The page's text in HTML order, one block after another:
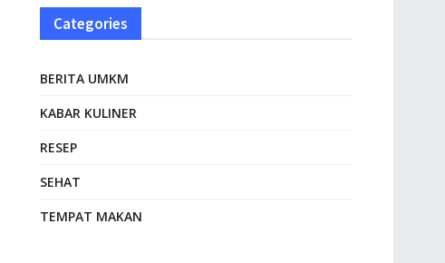
Categories
BERITA UMKM
KABAR KULINER
RESEP
SEHAT
TEMPAT MAKAN